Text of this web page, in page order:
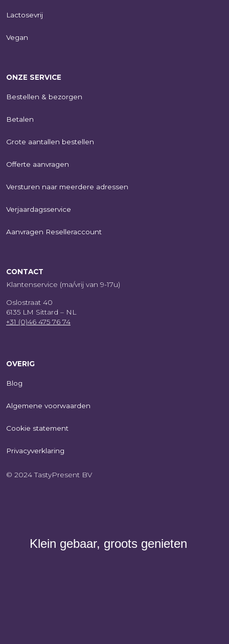
Lactosevrij
Vegan
ONZE SERVICE
Bestellen & bezorgen
Betalen
Grote aantallen bestellen
Offerte aanvragen
Versturen naar meerdere adressen
Verjaardagsservice
Aanvragen Reselleraccount
CONTACT
Klantenservice (ma/vrij van 9-17u)
Oslostraat 40
6135 LM Sittard – NL
+31 (0)46 475 76 74
OVERIG
Blog
Algemene voorwaarden
Cookie statement
Privacyverklaring
© 2024 TastyPresent BV
Klein gebaar, groots genieten